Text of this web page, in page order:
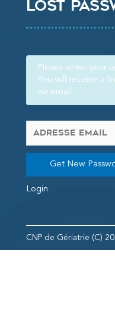
Lost
Please enter your
You will receive a
via email.
Get New
Login
CNP de Gériatrie (C)